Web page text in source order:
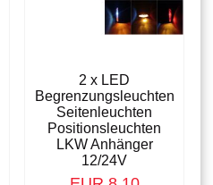
2 x LED
Begrenzungsleuchten
Seitenleuchten
Positionsleuchten
LKW Anhänger
12/24V